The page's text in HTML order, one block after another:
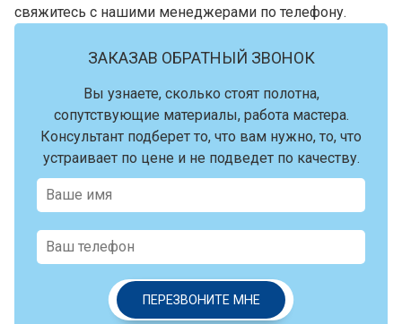
свяжитесь с нашими менеджерами по телефону.
ЗАКАЗАВ ОБРАТНЫЙ ЗВОНОК
Вы узнаете, сколько стоят полотна,
сопутствующие материалы, работа мастера.
Консультант подберет то, что вам нужно, то, что
устраивает по цене и не подведет по качеству.
ПЕРЕЗВОНИТЕ МНЕ